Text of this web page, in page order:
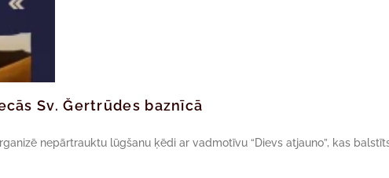
Sv. Ğertrūdes baznīcā
nepārtrauktu lūgšanu ķēdi ar vadmotīvu “Dievs atjauno”, kas